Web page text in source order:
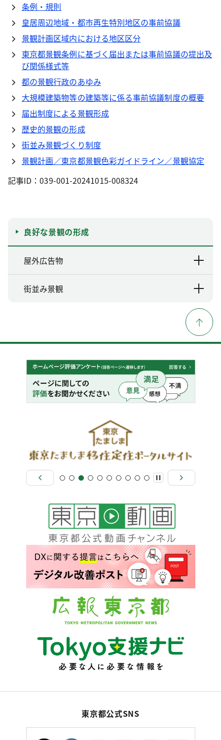
条例・規則
皇居周辺地域・都市再生特別地区の事前協議
景観計画区域内における地区区分
東京都景観条例に基づく届出または事前協議の提出及
び関係様式等
都の景観行政のあゆみ
大規模建築物等の建築等に係る事前協議制度の概要
届出制度による景観形成
歴史的景観の形成
街並み景観づくり制度
景観計画／東京都景観色彩ガイドライン／景観協定
記事ID：039-001-20241015-008324
良好な景観の形成
屋外広告物
街並み景観
東京都公式SNS